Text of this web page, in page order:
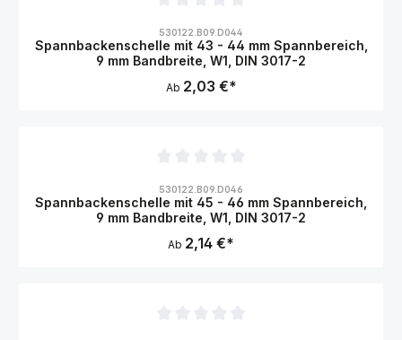
530122.B09.D044
Spannbackenschelle mit 43 - 44 mm Spannbereich,
9 mm Bandbreite, W1, DIN 3017-2
Ab 2,03 €*
530122.B09.D046
Spannbackenschelle mit 45 - 46 mm Spannbereich,
9 mm Bandbreite, W1, DIN 3017-2
Ab 2,14 €*